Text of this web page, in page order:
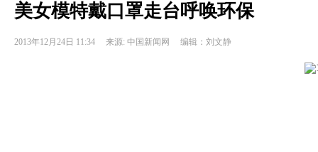
美女模特戴口罩走台呼唤环保
2013年12月24日 11:34 来源: 中国新闻网 编辑：刘文静